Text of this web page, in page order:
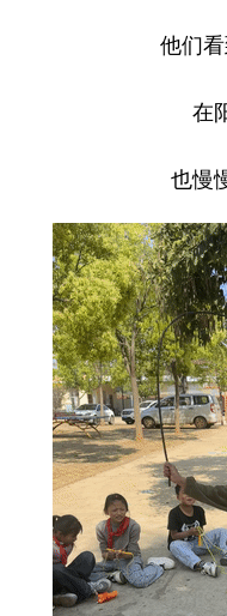
他们
在
也慢